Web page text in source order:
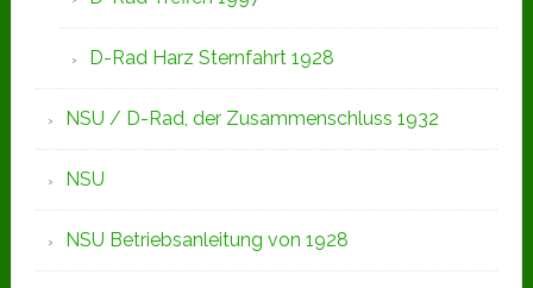
D-Rad Harz Sternfahrt 1928
NSU / D-Rad, der Zusammenschluss 1932
NSU
NSU Betriebsanleitung von 1928